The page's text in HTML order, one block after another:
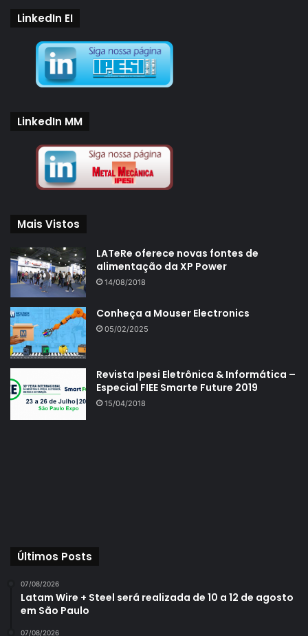
LinkedIn EI
LinkedIn MM
Mais Vistos
LATeRe oferece novas fontes de
alimentação da XP Power
14/08/2018
Conheça a Mouser Electronics
05/02/2025
Revista Ipesi Eletrônica & Informática –
Especial FIEE Smarte Future 2019
15/04/2018
Últimos Posts
07/08/2026
Latam Wire + Steel será realizada de 10 a 12 de agosto
em São Paulo
07/08/2026